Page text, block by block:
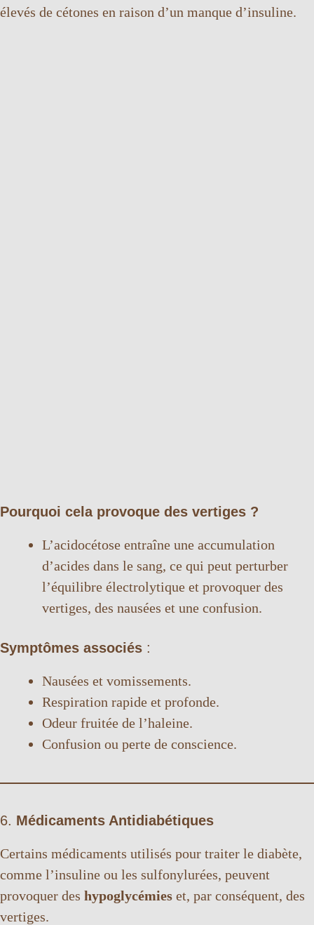
élevés de cétones en raison d’un manque d’insuline.
Pourquoi cela provoque des vertiges ?
L’acidocétose entraîne une accumulation
d’acides dans le sang, ce qui peut perturber
l’équilibre électrolytique et provoquer des
vertiges, des nausées et une confusion.
Symptômes associés :
Nausées et vomissements.
Respiration rapide et profonde.
Odeur fruitée de l’haleine.
Confusion ou perte de conscience.
6. Médicaments Antidiabétiques
Certains médicaments utilisés pour traiter le diabète,
comme l’insuline ou les sulfonylurées, peuvent
provoquer des hypoglycémies et, par conséquent, des
vertiges.